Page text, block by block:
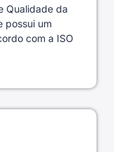
Qualidade da
possui um
com a ISO